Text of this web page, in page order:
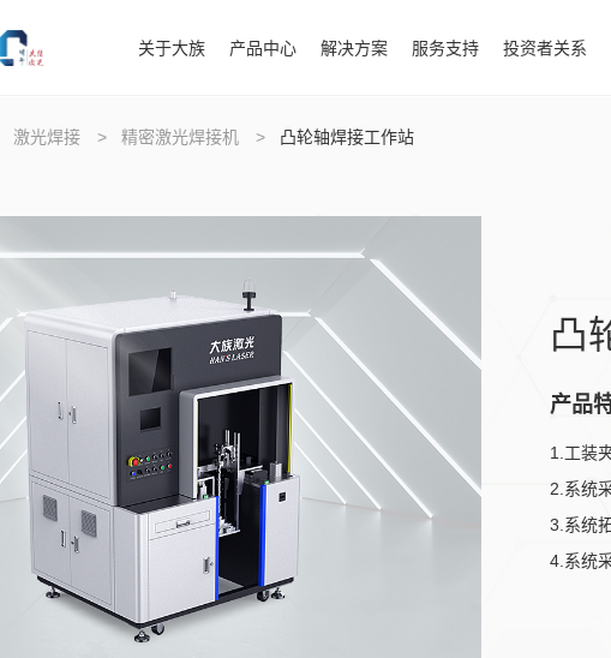
关于大族 产品中心 解决方案 服务支持 投资者关系
激光焊接 > 精密激光焊接机 > 凸轮轴焊接工作站
凸
产品
1.工装
2.系统
3.系统
4.系统